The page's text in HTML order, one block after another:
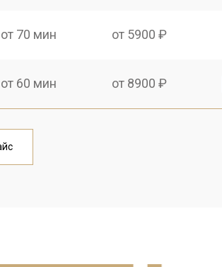
от 70 мин от 5900 ₽
от 60 мин от 8900 ₽
от 80 мин